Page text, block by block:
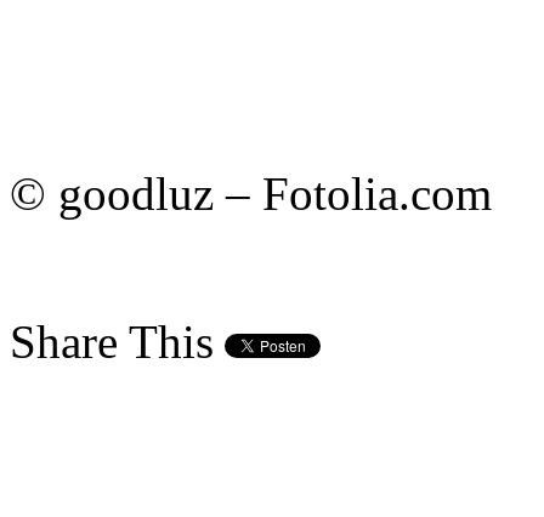
© goodluz – Fotolia.com
Share This